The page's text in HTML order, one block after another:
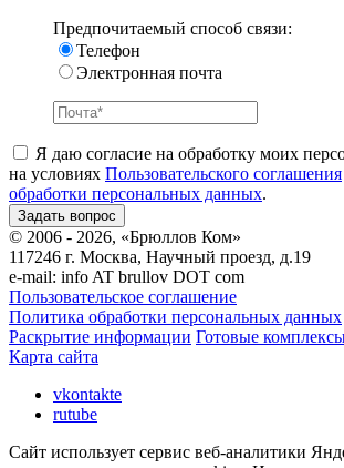
Предпочитаемый способ связи:
Телефон
Электронная почта
Я даю согласие на обработку моих
на условиях Пользовательского соглашения
обработки персональных данных.
© 2006 - 2026, «Брюллов Ком»
117246 г. Москва, Научный проезд, д.19
e-mail: info AT brullov DOT com
Пользовательское соглашение
Политика обработки персональных данных
Раскрытие информации Готовые
Карта сайта
vkontakte
rutube
Сайт использует сервис веб-аналитики